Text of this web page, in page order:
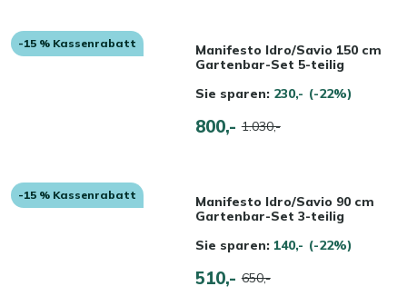
-15 % Kassenrabatt
Manifesto Idro/Savio 150 cm
Gartenbar-Set 5-teilig
Sie sparen: 230,- (-22%)
800,- 1.030,-
-15 % Kassenrabatt
Manifesto Idro/Savio 90 cm
Gartenbar-Set 3-teilig
Sie sparen: 140,- (-22%)
510,- 650,-